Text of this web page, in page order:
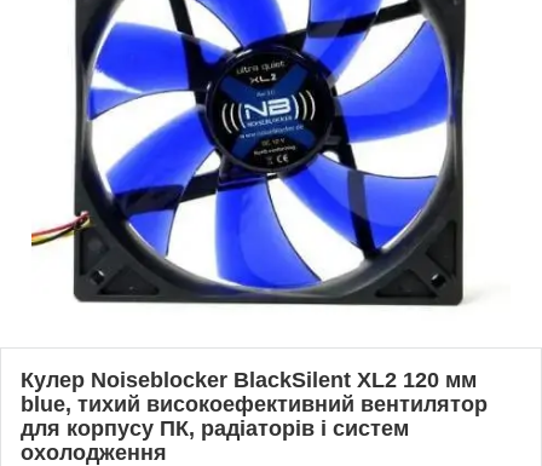
Кулер Noiseblocker BlackSilent XL2 120 мм
blue, тихий високоефективний вентилятор
для корпусу ПК, радіаторів і систем
охолодження